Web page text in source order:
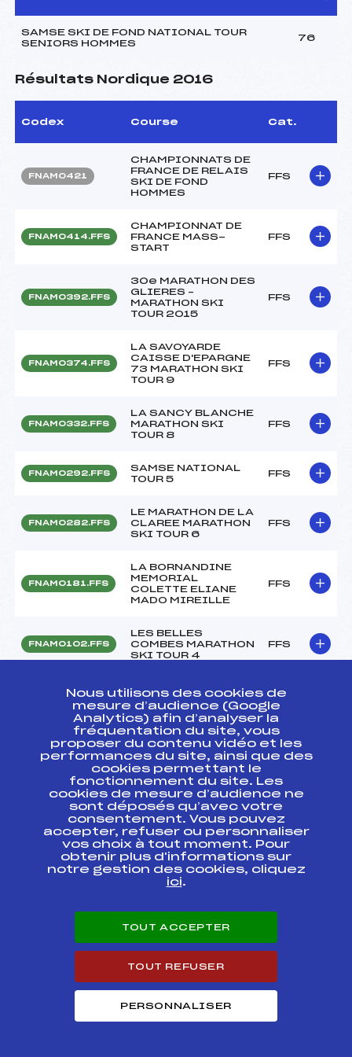
SAMSE SKI DE FOND NATIONAL TOUR
SENIORS HOMMES
76
Résultats Nordique 2016
Codex Course Cat.
FNAM0421
CHAMPIONNATS DE
FRANCE DE RELAIS
SKI DE FOND
HOMMES
FFS
FNAM0414.FFS
CHAMPIONNAT DE
FRANCE MASS-
START
FFS
FNAM0392.FFS
30e MARATHON DES
GLIERES –
MARATHON SKI
TOUR 2015
FFS
FNAM0374.FFS
LA SAVOYARDE
CAISSE D'EPARGNE
73 MARATHON SKI
TOUR 9
FFS
FNAM0332.FFS
LA SANCY BLANCHE
MARATHON SKI
TOUR 8
FFS
FNAM0292.FFS
SAMSE NATIONAL
TOUR 5
FFS
FNAM0282.FFS
LE MARATHON DE LA
CLAREE MARATHON
SKI TOUR 6
FFS
FNAM0181.FFS
LA BORNANDINE
MEMORIAL
COLETTE ELIANE
MADO MIREILLE
FFS
FNAM0102.FFS
LES BELLES
COMBES MARATHON
SKI TOUR 4
FFS
FNAM0073.FFS
LA FOULEE
BLANCHE
MARATHON SKI
TOUR 3 SKATE
FFS
FNAM0054.FFS
LE MARATHON
INTERNATIONAL DE
BESSANS FT / LIBRE
42 KM
FNAM0022.FFS
SAMSE NATIONAL
TOUR FFS 2 –
SPRINT
FFS
SAMSE NATIONAL
TOUR FFS 2
REGIONAL DE
SPRINT
FIS0019.FFS
CONTINENTALE OPA
FFS
FIS0016.FFS FFS
Nous utilisons des cookies de
mesure d’audience (Google
Analytics) afin d’analyser la
fréquentation du site, vous
proposer du contenu vidéo et les
performances du site, ainsi que des
cookies permettant le
fonctionnement du site. Les
cookies de mesure d’audience ne
sont déposés qu’avec votre
consentement. Vous pouvez
accepter, refuser ou personnaliser
vos choix à tout moment. Pour
obtenir plus d'informations sur
notre gestion des cookies, cliquez
ici.
TOUT ACCEPTER
TOUT REFUSER
PERSONNALISER